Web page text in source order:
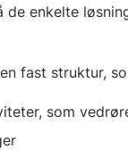
enkelte
fast struktur,
som